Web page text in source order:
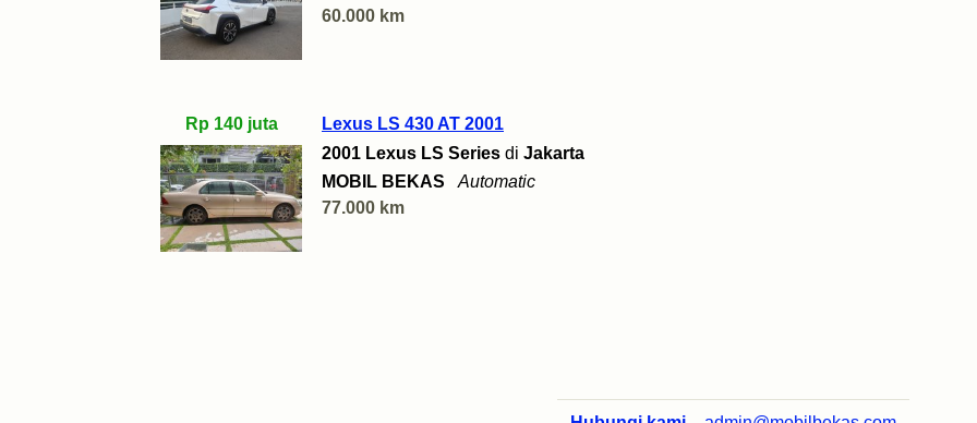
60.000 km
Rp 140 juta
Lexus LS 430 AT 2001
2001 Lexus LS Series di Jakarta
MOBIL BEKAS
Automatic
77.000 km